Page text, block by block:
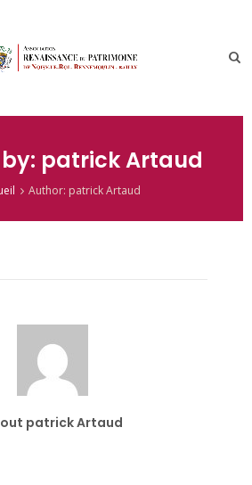
patrick Artaud
Author: patrick Artaud
patrick Artaud